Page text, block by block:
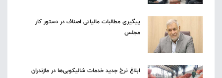
پیگیری مطالبات مالیاتی اصناف در دستور کار
مجلس
ابلاغ نرخ جدید خدمات شالیکوبی‌ها در مازندران